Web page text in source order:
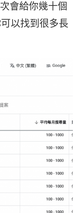
會給你幾十個
以找到很多長